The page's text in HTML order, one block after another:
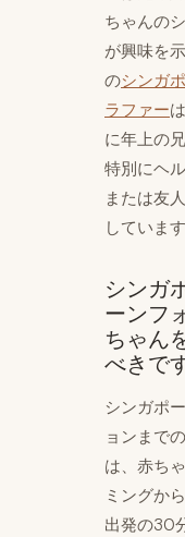
ちゃんの
が興味を
のシンガ
ラファー
に年上の
特別にヘ
または友
しています
シンガ
ーンフ
ちゃん
べきで
シンガポ
ョンまで
は、赤ち
ミングか
出発の30